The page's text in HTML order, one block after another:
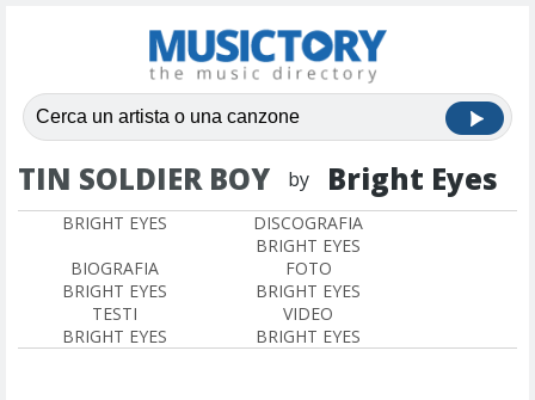
TIN SOLDIER BOY by Bright Eyes
BRIGHT EYES
DISCOGRAFIA
BRIGHT EYES
BIOGRAFIA
BRIGHT EYES
FOTO
BRIGHT EYES
TESTI
BRIGHT EYES
VIDEO
BRIGHT EYES